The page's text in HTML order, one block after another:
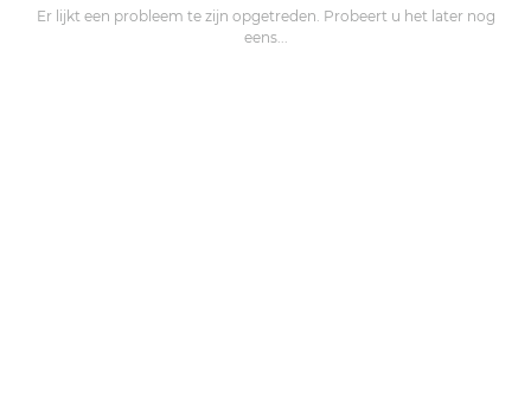
Er lijkt een probleem te zijn opgetreden. Probeert u het later nog
eens...